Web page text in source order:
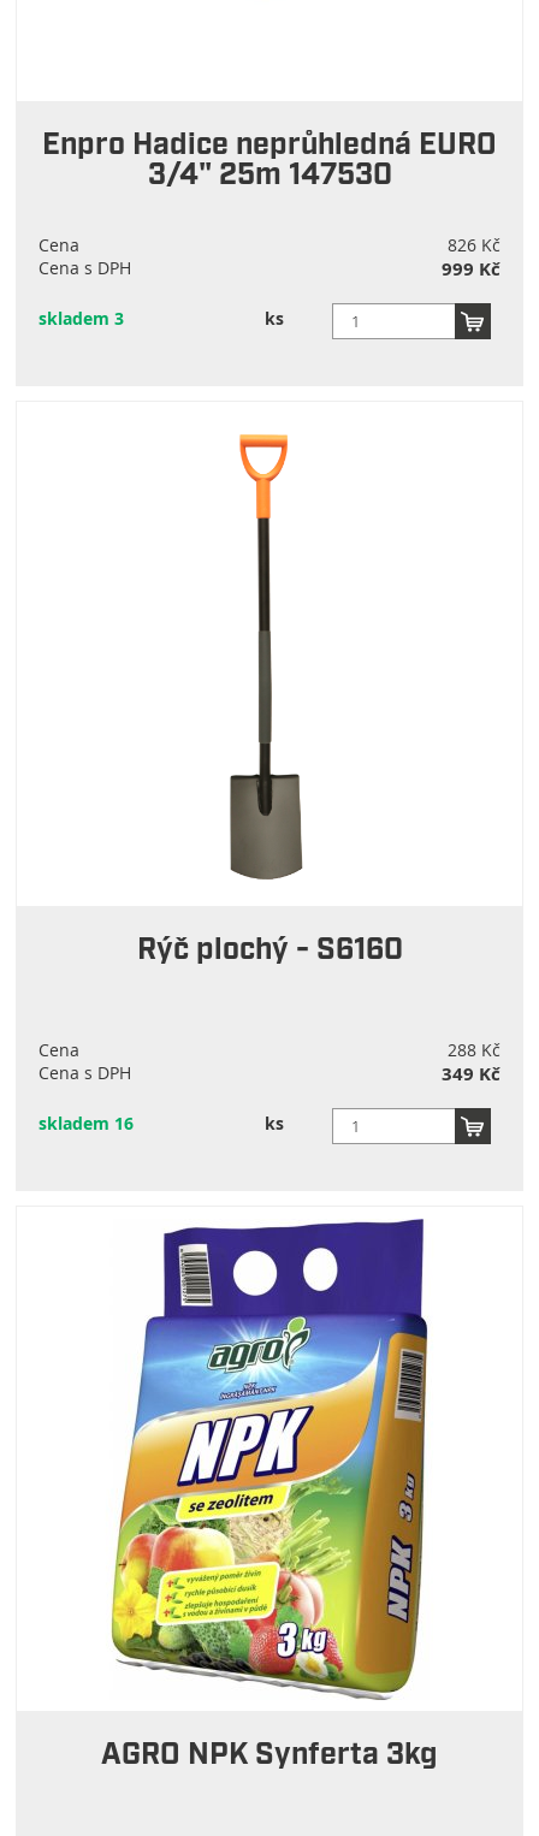
Enpro Hadice neprůhledná EURO
3/4" 25m 147530
Cena
826 Kč
Cena s DPH
999 Kč
skladem 3 ks
Rýč plochý - S6160
Cena
288 Kč
Cena s DPH
349 Kč
skladem 16 ks
AGRO NPK Synferta 3kg